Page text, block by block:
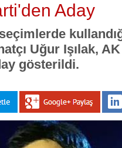
Aday
Uğur Işılak,
gösterildi.